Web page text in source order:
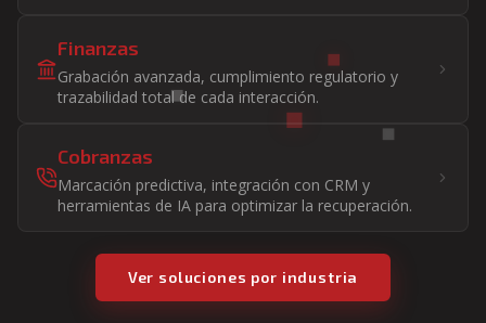
Finanzas
Grabación avanzada, cumplimiento regulatorio y
trazabilidad total de cada interacción.
Cobranzas
Marcación predictiva, integración con CRM y
herramientas de IA para optimizar la recuperación.
Ver soluciones por industria